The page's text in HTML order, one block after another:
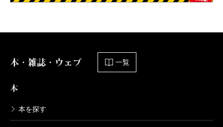
本・雑誌・ウェブ 一覧
本
本を探す